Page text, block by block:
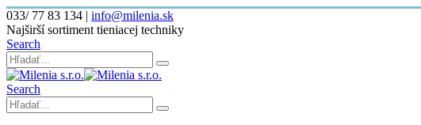
033/ 77 83 134 | info@milenia.sk
Najširší sortiment tieniacej techniky
Search
Search